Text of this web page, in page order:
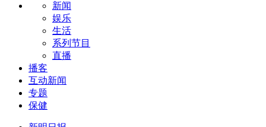
新闻
娱乐
生活
系列节目
直播
播客
互动新闻
专题
保健